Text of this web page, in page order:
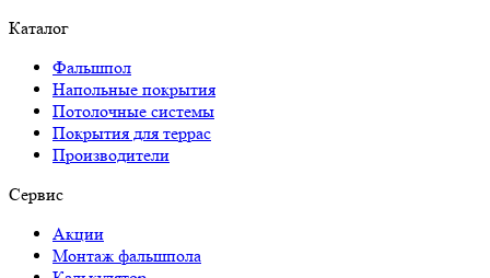
Каталог
Фальшпол
Напольные покрытия
Потолочные системы
Покрытия для террас
Производители
Сервис
Акции
Монтаж фальшпола